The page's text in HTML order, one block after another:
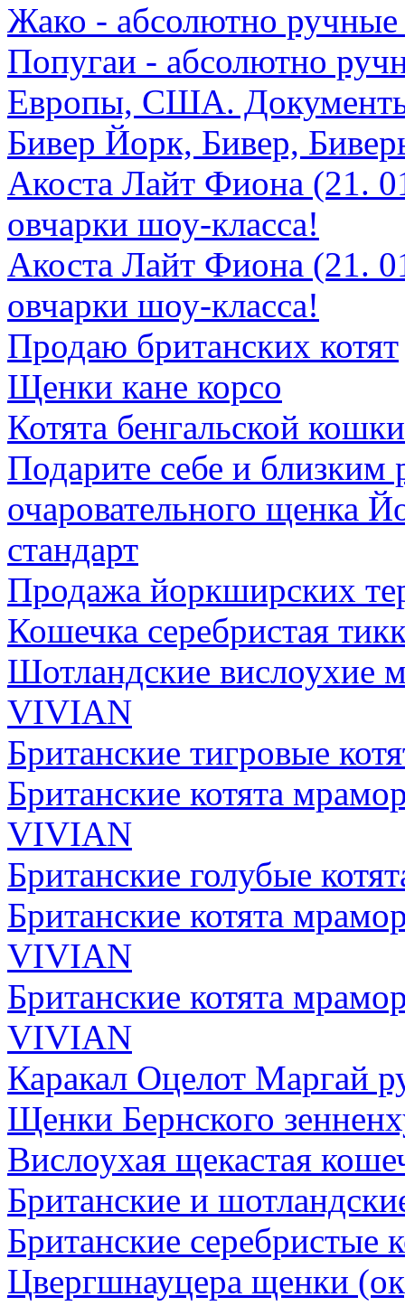
Жако - абсолютно
Попугаи - абсолютно
Европы, США.
Бивер Йорк, Бивер,
Акоста Лайт Фиона (21.
овчарки шоу-класса!
Акоста Лайт Фиона (21.
овчарки шоу-класса!
Продаю британских котят
Щенки кане корсо
Котята бенгальской кошки
Подарите себе и близким
очаровательного щенка
стандарт
Продажа йоркширских
Кошечка серебристая
Шотландские вислоухие
VIVIAN
Британские тигровые
Британские котята
VIVIAN
Британские голубые
Британские котята
VIVIAN
Британские котята
VIVIAN
Каракал Оцелот Маргай
Щенки Бернского
Вислоухая щекастая
Британские и
Британские серебристые
Цвергшнауцера щенки